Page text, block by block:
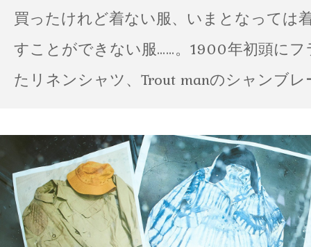
買ったけれど着ない服、いまとなっては
すことができない服……。1900年初頭に
たリネンシャツ、Trout manのシャンブ